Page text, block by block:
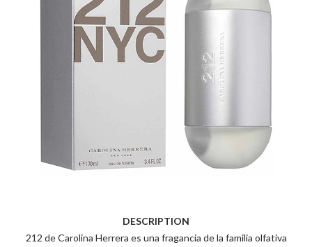
DESCRIPTION
212 de Carolina Herrera es una fragancia de la familia olfativa